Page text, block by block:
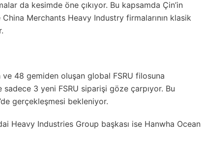
da kesimde öne çıkıyor. Bu kapsamda Çin’in
Merchants Heavy Industry firmalarının klasik
48 gemiden oluşan global FSRU filosuna
3 yeni FSRU siparişi göze çarpıyor. Bu
gerçekleşmesi bekleniyor.
Heavy Industries Group başkası ise Hanwha Ocean